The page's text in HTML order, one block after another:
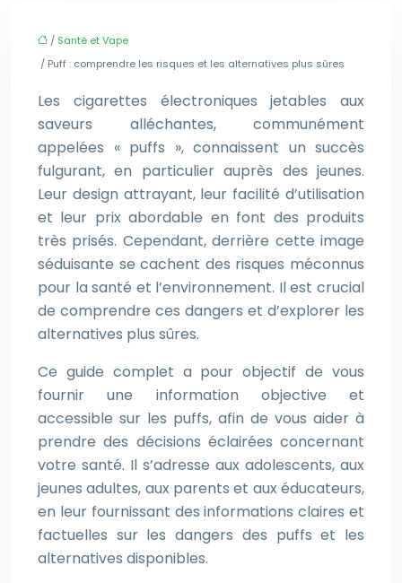
/ Santé et Vape
/ Puff : comprendre les risques et les alternatives plus sûres
Les cigarettes électroniques jetables aux
saveurs alléchantes, communément
appelées « puffs », connaissent un succès
fulgurant, en particulier auprès des jeunes.
Leur design attrayant, leur facilité d’utilisation
et leur prix abordable en font des produits
très prisés. Cependant, derrière cette image
séduisante se cachent des risques méconnus
pour la santé et l’environnement. Il est crucial
de comprendre ces dangers et d’explorer les
alternatives plus sûres.
Ce guide complet a pour objectif de vous
fournir une information objective et
accessible sur les puffs, afin de vous aider à
prendre des décisions éclairées concernant
votre santé. Il s’adresse aux adolescents, aux
jeunes adultes, aux parents et aux éducateurs,
en leur fournissant des informations claires et
factuelles sur les dangers des puffs et les
alternatives disponibles.